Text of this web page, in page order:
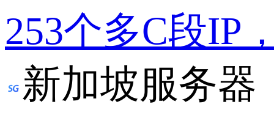
253个多C段IP
新加坡服务器